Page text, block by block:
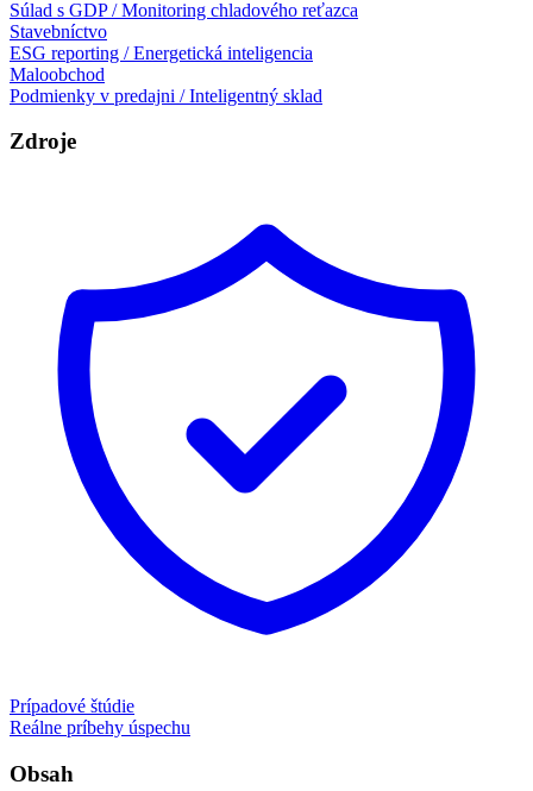
Súlad s GDP / Monitoring chladového reťazca
Stavebníctvo
ESG reporting / Energetická inteligencia
Maloobchod
Podmienky v predajni / Inteligentný sklad
Zdroje
Prípadové štúdie
Reálne príbehy úspechu
Obsah